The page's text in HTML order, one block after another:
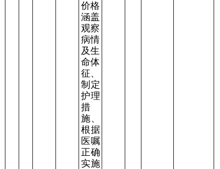
价格
涵盖
观察
病情
及生
命体
征、
制定
护理
措
施、
根据
医嘱
正确
实施